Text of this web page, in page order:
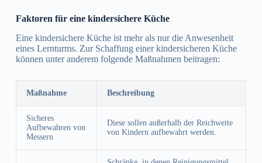
Faktoren für eine kindersichere Küche
Eine kindersichere Küche ist mehr als nur die Anwesenheit
eines Lernturms. Zur Schaffung einer kindersicheren Küche
können unter anderem folgende Maßnahmen beitragen:
Maßnahme Beschreibung
Sicheres
Aufbewahren von
Messern
Diese sollen außerhalb der Reichweite
von Kindern aufbewahrt werden.